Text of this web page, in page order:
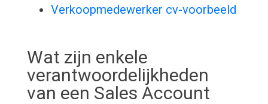
Verkoopmedewerker cv-voorbeeld
Wat zijn enkele
verantwoordelijkheden
van een Sales Account